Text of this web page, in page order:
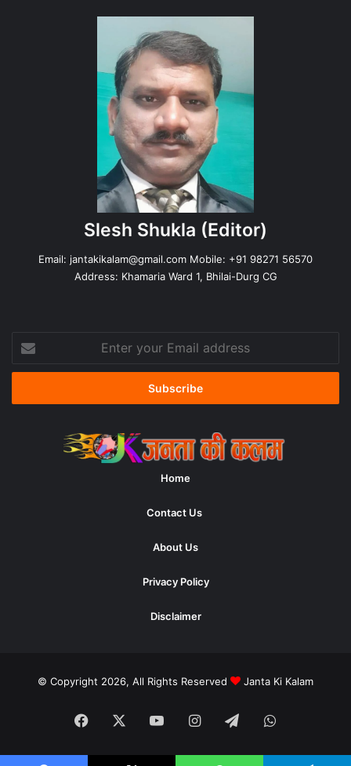
Slesh Shukla (Editor)
Email: jantakikalam@gmail.com Mobile: +91 98271 56570
Address: Khamaria Ward 1, Bhilai-Durg CG
your
Email
Home
Contact Us
About Us
Privacy Policy
Disclaimer
© Copyright 2026, All Rights Reserved Janta Ki Kalam
Facebook YouTubeInstagram
TelegramWhatsApp